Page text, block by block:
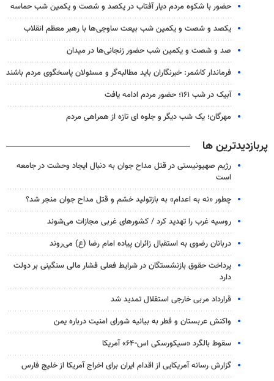
حضور با شکوه مردم دیار آفتاب در یکصد و شصت و یکمین شب حماسه
یکصد و شصت و یکمین شب بیعت ساوجی‌ها با رهبر معظم انقلاب
صد و شصت و یکمین شب حضور زنجانی‌ها در میدان
فرماندار کاشمر: خبرنگاران باید مطالبه‌گر و مسئولان پاسخگوی مردم باشند
آبیک در شب ۱۶۱؛ حضور مردم ادامه یافت
مهرگان؛ یک شب دیگر و جلوه ای تازه از همراهی مردم
پربازدیدترین ها
رژیم صهیونیستی در قتل مداح جوان به دنبال ایجاد وحشت در جامعه
است
چطور «نه به اعدام» به بازتولید خشم و قتل مداح جوان منجر شد؟
روسیه غرب را تهدید کرد / کشورهای غربی مجازات می‌شوند
دربانان رضوی به استقبال زائران پیاده امام رضا (ع) می‌روند
پرداخت حقوق بازنشستگان در شرایط فعلی فشار مالی سنگینی بر دولت
دارد
قرارداد مربی خارجی استقلال تمدید شد
واکنش عربستان و قطر به بیانیه شورای امنیت درباره یمن
سقوط بالگرد «سیکورسکی اس-۶۴» آمریکا
گزارش رسانه آمریکایی از اقدام ایران برای اخراج آمریکا از خلیج فارس